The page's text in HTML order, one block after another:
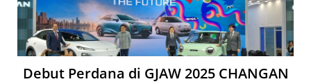
Debut Perdana di GJAW 2025 CHANGAN